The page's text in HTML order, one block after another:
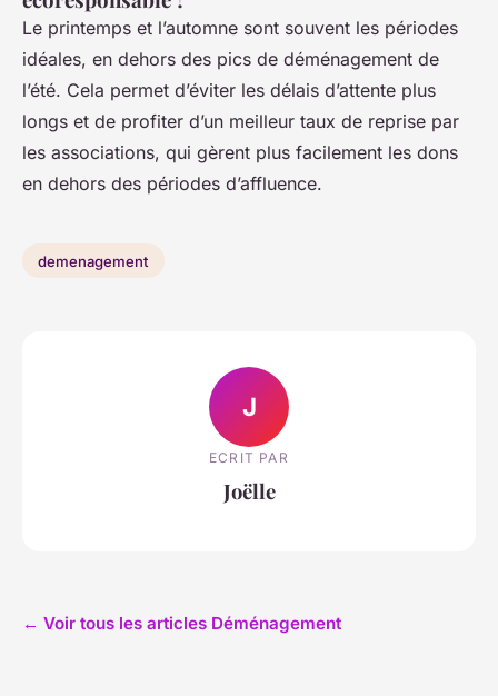
Le printemps et l’automne sont souvent les périodes
idéales, en dehors des pics de déménagement de
l’été. Cela permet d’éviter les délais d’attente plus
longs et de profiter d’un meilleur taux de reprise par
les associations, qui gèrent plus facilement les dons
en dehors des périodes d’affluence.
demenagement
J
ECRIT PAR
Joëlle
← Voir tous les articles Déménagement